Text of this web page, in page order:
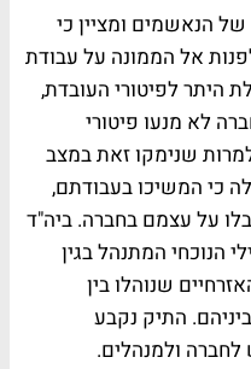
הנאשמים ומציין כי
אל הממונה על עבודת
היתר לפיטורי העובדת,
לא מנעו פיטורי
שנימקו זאת במצב
כי המשיכו בעבודתם,
על עצמם בחברה. ביה"ד
הנוכחי המתנהל בגין
שנוהלו בין
התיק נקבע
ולמנהלים.